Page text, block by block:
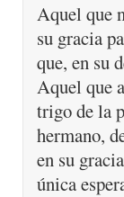
Aquel que
su gracia
que, en su
Aquel que
trigo de la
hermano,
en su
única